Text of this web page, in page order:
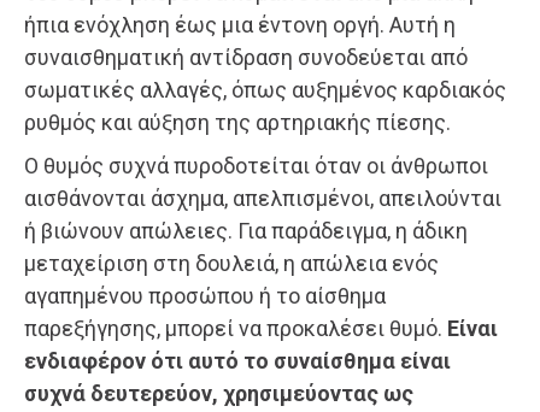
ήπια ενόχληση έως μια έντονη οργή. Αυτή η
συναισθηματική αντίδραση συνοδεύεται από
σωματικές αλλαγές, όπως αυξημένος καρδιακός
ρυθμός και αύξηση της αρτηριακής πίεσης.
Ο θυμός συχνά πυροδοτείται όταν οι άνθρωποι
αισθάνονται άσχημα, απελπισμένοι, απειλούνται
ή βιώνουν απώλειες. Για παράδειγμα, η άδικη
μεταχείριση στη δουλειά, η απώλεια ενός
αγαπημένου προσώπου ή το αίσθημα
παρεξήγησης, μπορεί να προκαλέσει θυμό. Είναι
ενδιαφέρον ότι αυτό το συναίσθημα είναι
συχνά δευτερεύον, χρησιμεύοντας ως